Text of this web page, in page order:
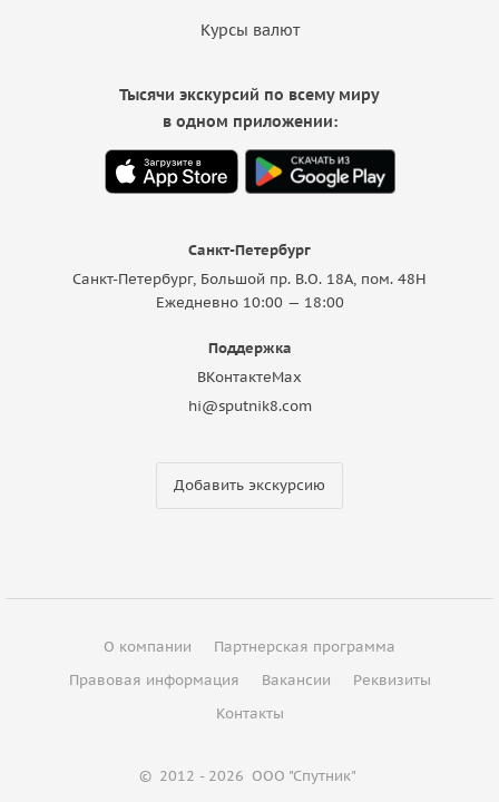
Курсы валют
Санкт-Петербург
Санкт-Петербург, Большой пр. В.О. 18A, пом. 48Н
Ежедневно 10:00 — 18:00
Поддержка
ВКонтактеMax
hi@sputnik8.com
Добавить экскурсию
Тысячи экскурсий по всему миру
в одном приложении:
О компании
Партнерская программа
Правовая информация
Вакансии
Реквизиты
Контакты
© 2012 - 2026 ООО "Спутник"